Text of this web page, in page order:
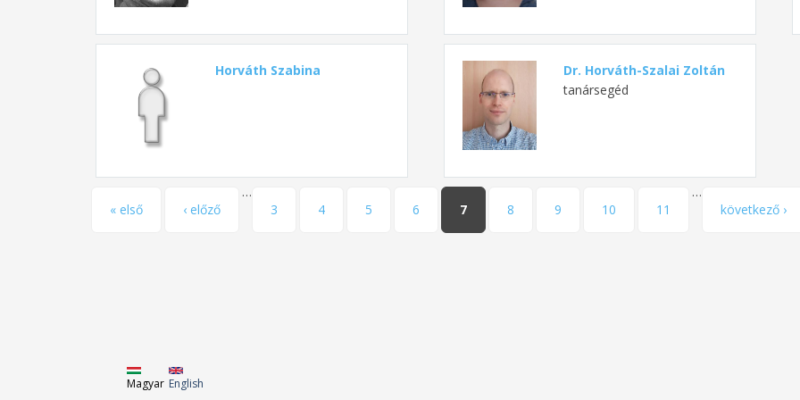
Horváth Szabina
Dr. Horváth-Szalai Zoltán
tanársegéd
Oldalak
« első ‹ előző
…
3
4 5 6 7 8 9 10 11
…
következő ›
Magyar English